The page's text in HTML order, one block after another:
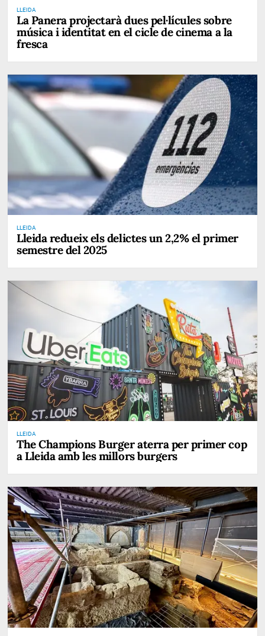
LLEIDA
La Panera projectarà dues pel·lícules sobre
música i identitat en el cicle de cinema a la
fresca
LLEIDA
Lleida redueix els delictes un 2,2% el primer
semestre del 2025
LLEIDA
The Champions Burger aterra per primer cop
a Lleida amb les millors burgers